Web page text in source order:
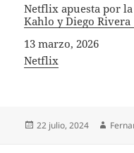
Netflix apuesta por
Kahlo y Diego Rivera
Fecha
13 marzo, 2026
In relation to
Netflix
Publicado
22 julio, 2024 Autor